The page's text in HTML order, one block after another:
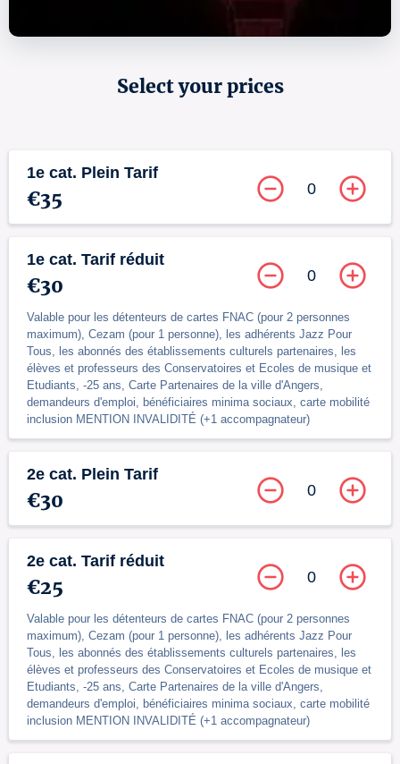
Select your prices
1e cat. Plein Tarif
€35 0
1e cat. Tarif réduit
€30
Valable pour les détenteurs de cartes FNAC (pour 2 personnes
maximum), Cezam (pour 1 personne), les adhérents Jazz Pour
Tous, les abonnés des établissements culturels partenaires, les
élèves et professeurs des Conservatoires et Ecoles de musique et
Etudiants, -25 ans, Carte Partenaires de la ville d'Angers,
demandeurs d'emploi, bénéficiaires minima sociaux, carte mobilité
inclusion MENTION INVALIDITÉ (+1 accompagnateur)
0
2e cat. Plein Tarif
€30 0
2e cat. Tarif réduit
€25
Valable pour les détenteurs de cartes FNAC (pour 2 personnes
maximum), Cezam (pour 1 personne), les adhérents Jazz Pour
Tous, les abonnés des établissements culturels partenaires, les
élèves et professeurs des Conservatoires et Ecoles de musique et
Etudiants, -25 ans, Carte Partenaires de la ville d'Angers,
demandeurs d'emploi, bénéficiaires minima sociaux, carte mobilité
inclusion MENTION INVALIDITÉ (+1 accompagnateur)
0